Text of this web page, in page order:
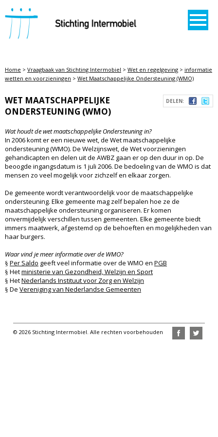
STICHTING INTERMOBIEL
Home > Vraagbaak van Stichting Intermobiel > Wet en regelgeving > informatie
wetten en voorzieningen > Wet Maatschappelijke Ondersteuning (WMO)
DELEN:
WET MAATSCHAPPELIJKE
ONDERSTEUNING (WMO)
Wat houdt de wet maatschappelijke Ondersteuning in?
In 2006 komt er een nieuwe wet, de Wet maatschappelijke
ondersteuning (WMO). De Welzijnswet, de Wet voorzieningen
gehandicapten en delen uit de AWBZ gaan er op den duur in op. De
beoogde ingangsdatum is 1 juli 2006. De bedoeling van de WMO is dat
mensen zo veel mogelijk voor zichzelf en elkaar zorgen.
De gemeente wordt verantwoordelijk voor de maatschappelijke
ondersteuning. Elke gemeente mag zelf bepalen hoe ze de
maatschappelijke ondersteuning organiseren. Er komen
onvermijdelijk verschillen tussen gemeenten. Elke gemeente biedt
immers maatwerk, afgestemd op de behoeften en mogelijkheden van
haar burgers.
Waar vind je meer informatie over de WMO?
§ Per Saldo geeft veel informatie over de WMO en PGB
§ Hetministerie van Gezondheid, Welzijn en Sport
§ HetNederlands Instituut voor Zorg en Welzijn
§ De Vereniging van Nederlandse Gemeenten
© 2026 Stichting Intermobiel. Alle rechten voorbehouden